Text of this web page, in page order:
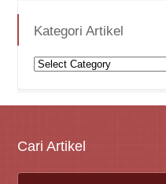
Kategori Artikel
Kategori
Cari Artikel